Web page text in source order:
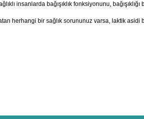
insanlarda bağışıklık fonksiyonunu,
herhangi bir sağlık sorununuz varsa, laktik